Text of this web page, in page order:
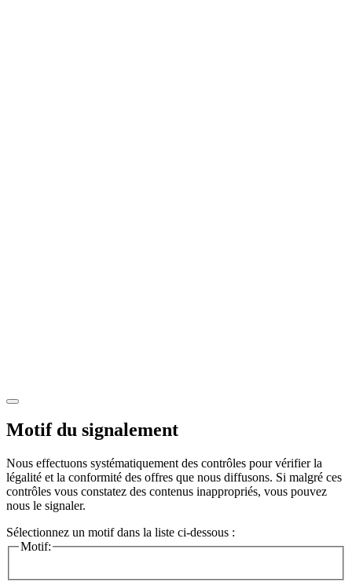
Motif du signalement
Nous effectuons systématiquement des contrôles pour vérifier la
légalité et la conformité des offres que nous diffusons. Si malgré ces
contrôles vous constatez des contenus inappropriés, vous pouvez
nous le signaler.
Sélectionnez un motif dans la liste ci-dessous :
Motif: